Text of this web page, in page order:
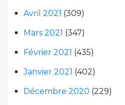
Avril 2021 (309)
Mars 2021 (347)
Février 2021 (435)
Janvier 2021 (402)
Décembre 2020 (229)